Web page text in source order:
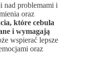
nad problemami i
oraz
które cebula
i wymagają
wspierać lepsze
oraz